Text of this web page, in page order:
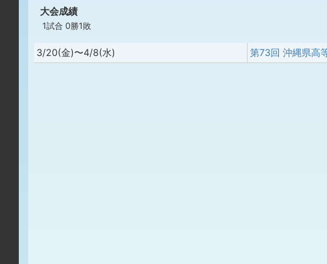
大会成績
1試合 0勝1敗
3/20(金)〜4/8(水) 第73回 沖縄県高